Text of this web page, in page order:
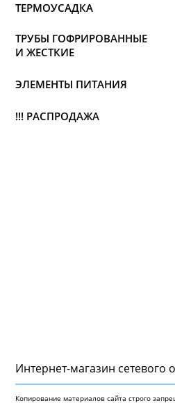
ТЕРМОУСАДКА
ТРУБЫ ГОФРИРОВАННЫЕ
И ЖЕСТКИЕ
ЭЛЕМЕНТЫ ПИТАНИЯ
!!! РАСПРОДАЖА
Интернет-магазин сетeвого
Копирование материалов сайта строго